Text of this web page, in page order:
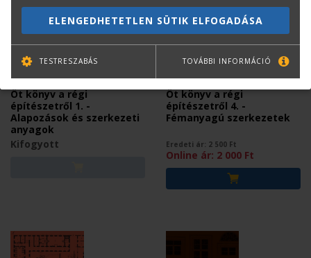
DÉRY ATTILA
Öt könyv a régi
építészetről 1. -
Alapozások és szerkezeti
anyagok
Kifogyott
Öt könyv a régi
építészetről 4. -
Fémanyagú szerkezetek
Eredeti ár: 2 500 Ft
Online ár: 2 000 Ft
ELENGEDHETETLEN SÜTIK ELFOGADÁSA
TESTRESZABÁS TOVÁBBI INFORMÁCIÓ